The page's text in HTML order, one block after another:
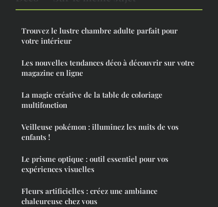
Trouvez le lustre chambre adulte parfait pour
votre intérieur
Les nouvelles tendances déco à découvrir sur votre
magazine en ligne
La magie créative de la table de coloriage
multifonction
Veilleuse pokémon : illuminez les nuits de vos
enfants !
Le prisme optique : outil essentiel pour vos
expériences visuelles
Fleurs artificielles : créez une ambiance
chaleureuse chez vous